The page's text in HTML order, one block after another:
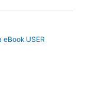
eBook USER